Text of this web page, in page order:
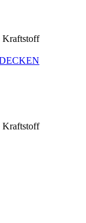
Kraftstoff
Kraftstoff